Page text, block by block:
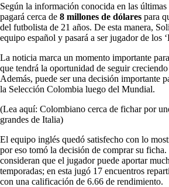
Según la información conocida en las
pagará cerca de 8 millones de dólares para
del futbolista de 21 años. De esta manera,
equipo español y pasará a ser jugador de los
La noticia marca un momento importante
que tendrá la oportunidad de seguir
Además, puede ser una decisión importante
la Selección Colombia luego del Mundial.
(Lea aquí: Colombiano cerca de fichar por
grandes de Italia)
El equipo inglés quedó satisfecho con lo
por eso tomó la decisión de comprar su
consideran que el jugador puede aportar
temporadas; en esta jugó 17 encuentros
con una calificación de 6.66 de rendimiento.